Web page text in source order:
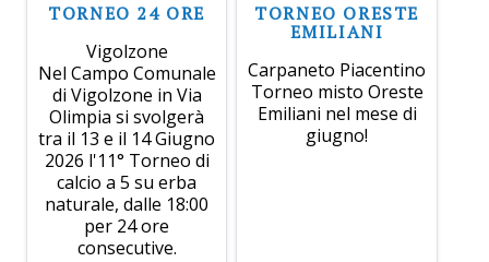
TORNEO 24 ORE
Vigolzone
Nel Campo Comunale
di Vigolzone in Via
Olimpia si svolgerà
tra il 13 e il 14 Giugno
2026 l'11° Torneo di
calcio a 5 su erba
naturale, dalle 18:00
per 24 ore
consecutive.
TORNEO ORESTE
EMILIANI
Carpaneto Piacentino
Torneo misto Oreste
Emiliani nel mese di
giugno!